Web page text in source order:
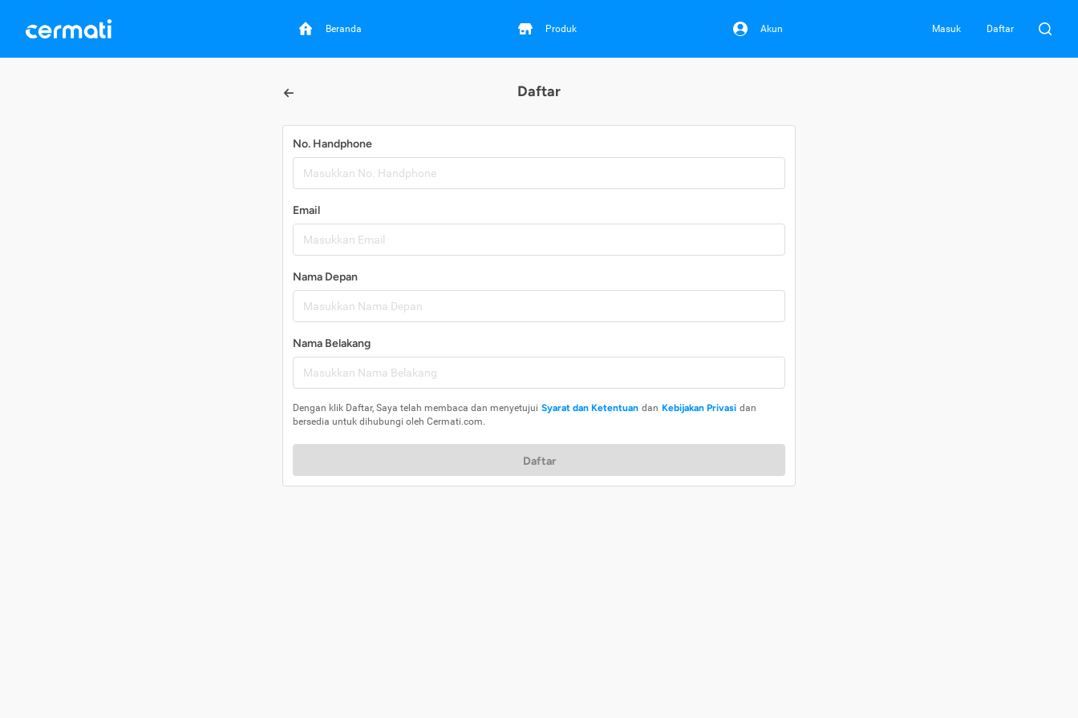
Beranda Produk Akun Masuk Daftar
Daftar
No. Handphone
Email
Nama Depan
Nama Belakang
Dengan klik Daftar, Saya telah membaca dan menyetujui Syarat dan Ketentuan dan Kebijakan Privasi dan
bersedia untuk dihubungi oleh Cermati.com.
Daftar